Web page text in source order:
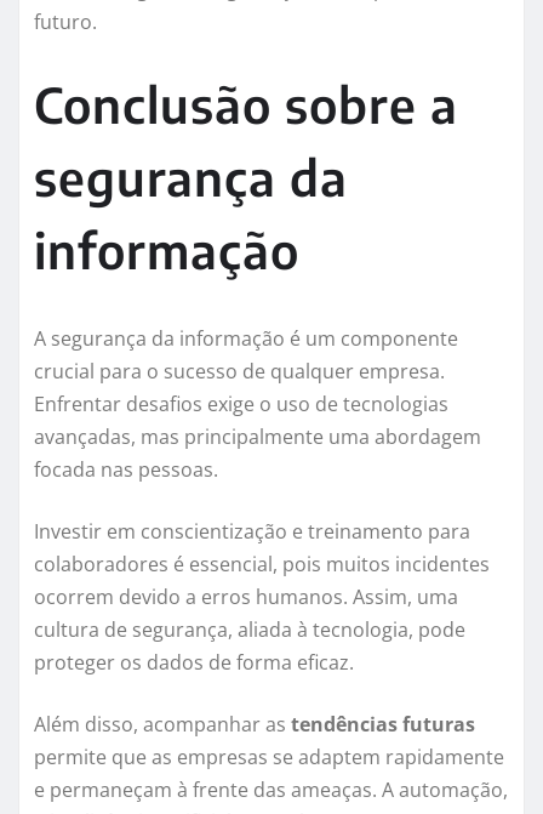
futuro.
Conclusão sobre a
segurança da
informação
A segurança da informação é um componente
crucial para o sucesso de qualquer empresa.
Enfrentar desafios exige o uso de tecnologias
avançadas, mas principalmente uma abordagem
focada nas pessoas.
Investir em conscientização e treinamento para
colaboradores é essencial, pois muitos incidentes
ocorrem devido a erros humanos. Assim, uma
cultura de segurança, aliada à tecnologia, pode
proteger os dados de forma eficaz.
Além disso, acompanhar as tendências futuras
permite que as empresas se adaptem rapidamente
e permaneçam à frente das ameaças. A automação,